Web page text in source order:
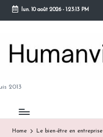
Skip
content
lun. 10 août 2026- 1:23:14 PM
2013
Home Le bien-être en entreprise